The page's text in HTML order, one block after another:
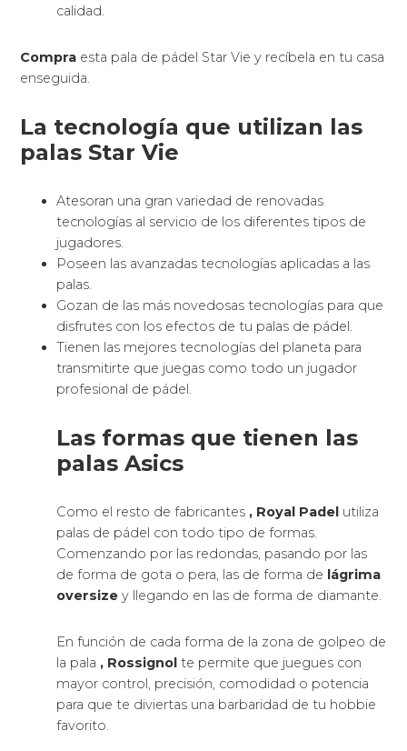
calidad.
Compra esta pala de pádel Star Vie y recíbela en tu casa
enseguida.
La tecnología que utilizan las
palas Star Vie
Atesoran una gran variedad de renovadas
tecnologías al servicio de los diferentes tipos de
jugadores.
Poseen las avanzadas tecnologías aplicadas a las
palas.
Gozan de las más novedosas tecnologías para que
disfrutes con los efectos de tu palas de pádel.
Tienen las mejores tecnologías del planeta para
transmitirte que juegas como todo un jugador
profesional de pádel.
Las formas que tienen las
palas Asics
Como el resto de fabricantes , Royal Padel utiliza
palas de pádel con todo tipo de formas.
Comenzando por las redondas, pasando por las
de forma de gota o pera, las de forma de lágrima
oversize y llegando en las de forma de diamante.
En función de cada forma de la zona de golpeo de
la pala , Rossignol te permite que juegues con
mayor control, precisión, comodidad o potencia
para que te diviertas una barbaridad de tu hobbie
favorito.